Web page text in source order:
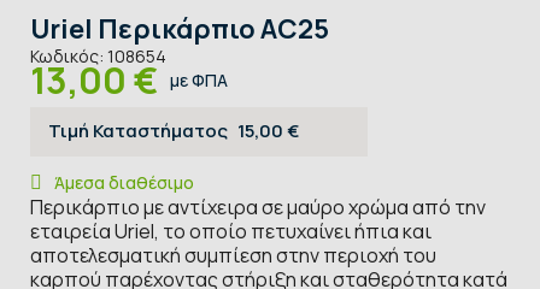
Uriel Περικάρπιο AC25
Κωδικός: 108654
13,00 € με ΦΠΑ
Τιμή Καταστήματος 15,00 €
Άμεσα διαθέσιμο
Περικάρπιο με αντίχειρα σε μαύρο χρώμα από την
εταιρεία Uriel, το οποίο πετυχαίνει ήπια και
αποτελεσματική συμπίεση στην περιοχή του
καρπού παρέχοντας στήριξη και σταθερότητα κατά